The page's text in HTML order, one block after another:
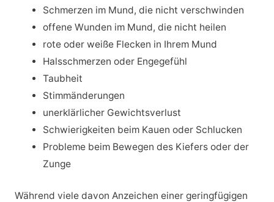
Schmerzen im Mund, die nicht verschwinden
offene Wunden im Mund, die nicht heilen
rote oder weiße Flecken in Ihrem Mund
Halsschmerzen oder Engegefühl
Taubheit
Stimmänderungen
unerklärlicher Gewichtsverlust
Schwierigkeiten beim Kauen oder Schlucken
Probleme beim Bewegen des Kiefers oder der
Zunge
Während viele davon Anzeichen einer geringfügigen